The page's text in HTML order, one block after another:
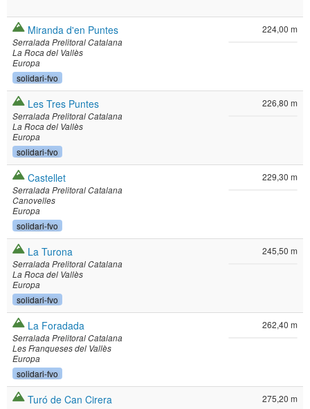
Miranda d'en Puntes
Serralada Prelitoral Catalana
La Roca del Vallès
Europa
solidari-fvo
224,00 m
Les Tres Puntes
Serralada Prelitoral Catalana
La Roca del Vallès
Europa
solidari-fvo
226,80 m
Castellet
Serralada Prelitoral Catalana
Canovelles
Europa
solidari-fvo
229,30 m
La Turona
Serralada Prelitoral Catalana
La Roca del Vallès
Europa
solidari-fvo
245,50 m
La Foradada
Serralada Prelitoral Catalana
Les Franqueses del Vallès
Europa
solidari-fvo
262,40 m
Turó de Can Cirera 275,20 m